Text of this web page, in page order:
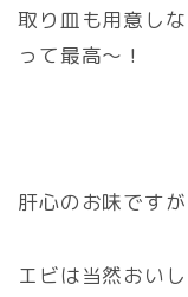
取り皿も用意し
って最高～！
肝心のお味ですが
エビは当然おい